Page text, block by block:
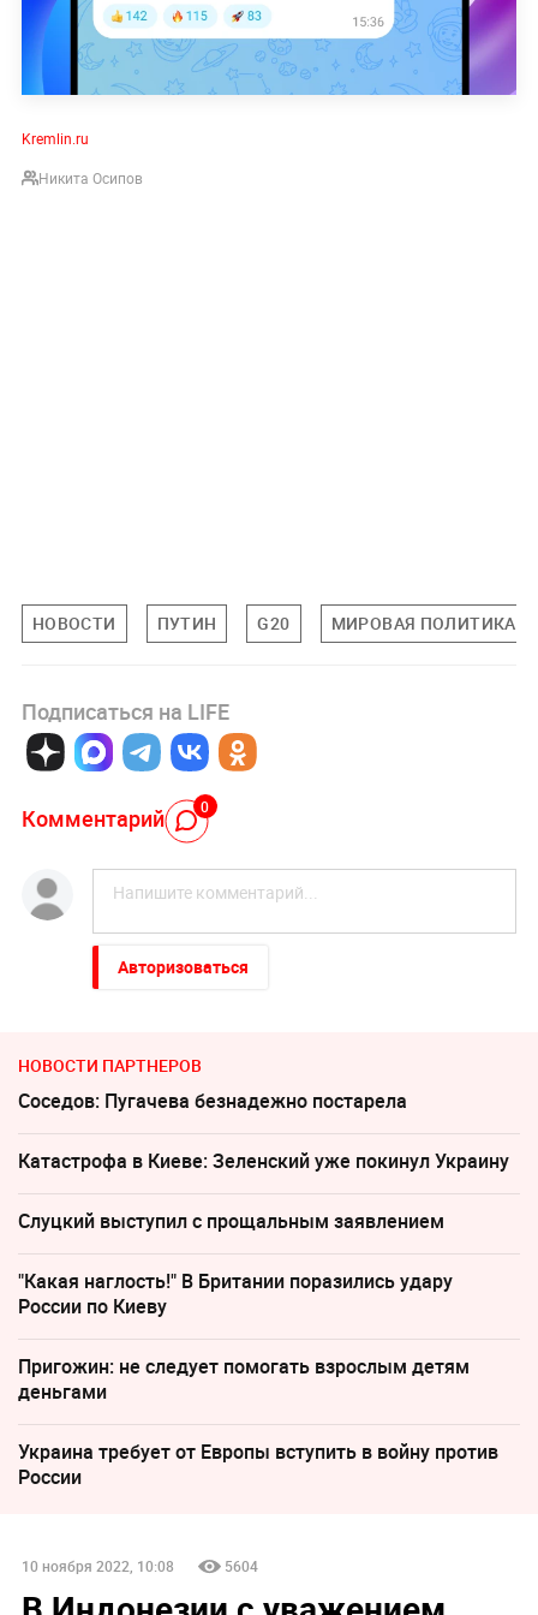
Kremlin.ru
Никита Осипов
НОВОСТИ ПУТИН G20 МИРОВАЯ ПОЛИТИКА
Подписаться на LIFE
Комментарий 0
Авторизоваться
НОВОСТИ ПАРТНЕРОВ
Соседов: Пугачева безнадежно постарела
Катастрофа в Киеве: Зеленский уже покинул Украину
Слуцкий выступил с прощальным заявлением
"Какая наглость!" В Британии поразились удару
России по Киеву
Пригожин: не следует помогать взрослым детям
деньгами
Украина требует от Европы вступить в войну против
России
10 ноября 2022, 10:08 5604